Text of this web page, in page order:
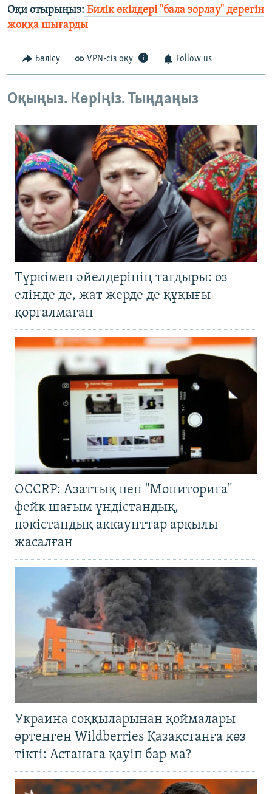
Оқи отырыңыз: Билік өкілдері "бала зорлау" дерегін
жоққа шығарды
Бөлісу VPN-сіз оқу Follow us
Оқыңыз. Көріңіз. Тыңдаңыз
Түркімен әйелдерінің тағдыры: өз
елінде де, жат жерде де құқығы
қорғалмаған
OCCRP: Азаттық пен "Мониториға"
фейк шағым үндістандық,
пәкістандық аккаунттар арқылы
жасалған
Украина соққыларынан қоймалары
өртенген Wildberries Қазақстанға көз
тікті: Астанаға қауіп бар ма?